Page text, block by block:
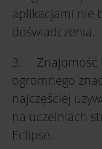
aplikacjami nie
doświadczenia.
3. Znajomość
ogromnego
najczęściej
na uczelniach
Eclipse.